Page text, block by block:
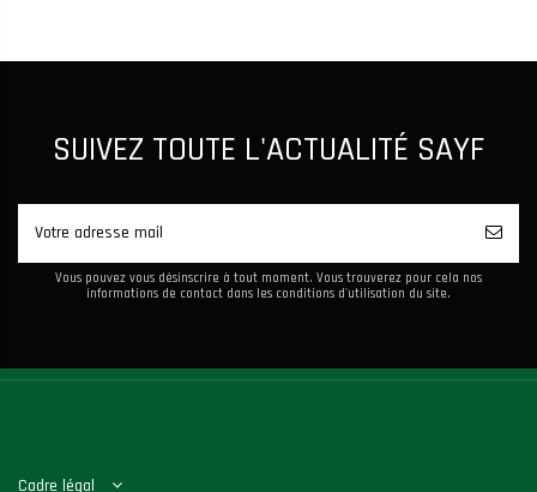
SUIVEZ TOUTE L'ACTUALITÉ SAYF
Vous pouvez vous désinscrire à tout moment. Vous trouverez pour cela nos
informations de contact dans les conditions d'utilisation du site.
Cadre légal